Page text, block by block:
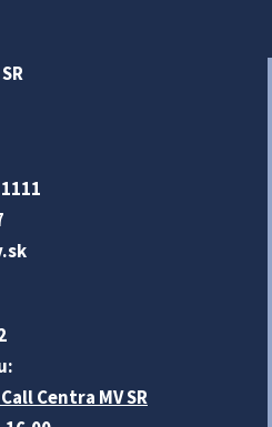
.sk
Centra MV SR